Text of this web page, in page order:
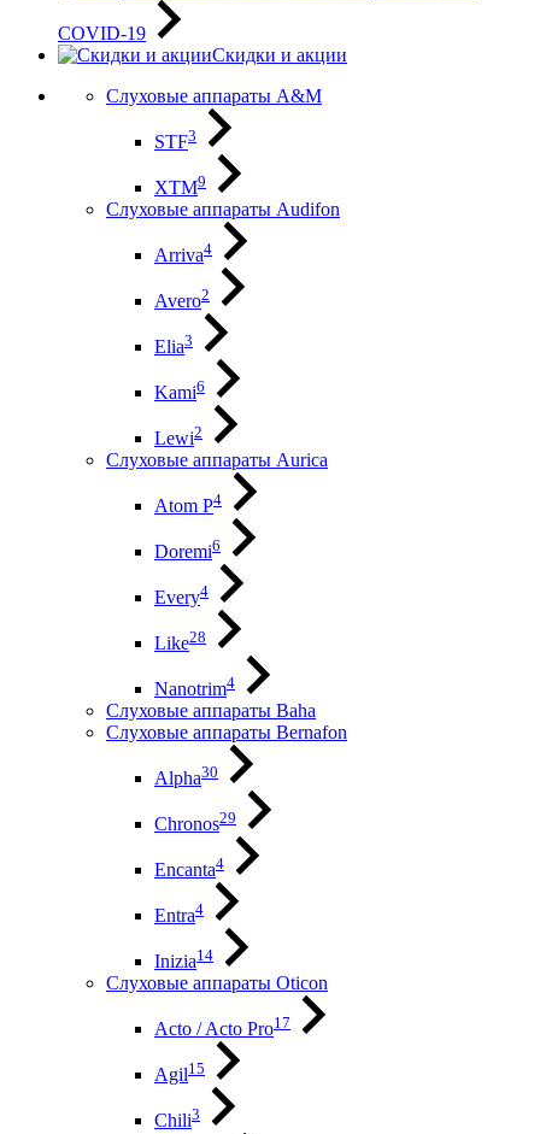
COVID-19
Скидки и акции
Слуховые аппараты A&M
STF3
XTM9
Слуховые аппараты Audifon
Arriva4
Avero2
Elia3
Kami6
Lewi2
Слуховые аппараты Aurica
Atom P4
Doremi6
Every4
Like28
Nanotrim4
Слуховые аппараты Baha
Слуховые аппараты Bernafon
Alpha30
Chronos29
Encanta4
Entra4
Inizia14
Слуховые аппараты Oticon
Acto / Acto Pro17
Agil15
Chili3